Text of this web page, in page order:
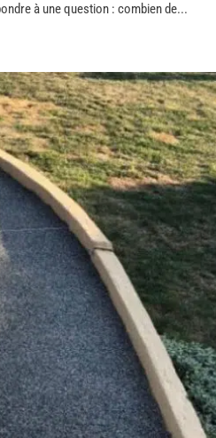
à une question : combien de...